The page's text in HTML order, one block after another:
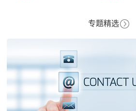
专题精选